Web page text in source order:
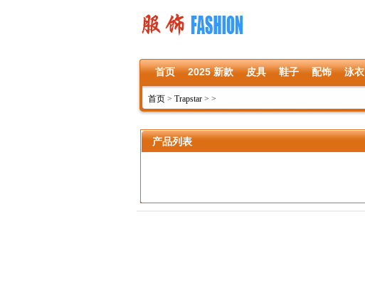
首页 2025 新款 皮具 鞋子 配饰 泳衣
首页 > Trapstar > >
产品列表